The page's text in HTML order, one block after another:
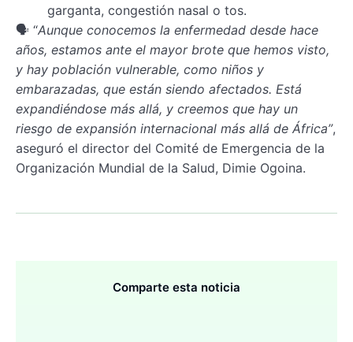
garganta, congestión nasal o tos.
🗣️ “Aunque conocemos la enfermedad desde hace
años, estamos ante el mayor brote que hemos visto,
y hay población vulnerable, como niños y
embarazadas, que están siendo afectados. Está
expandiéndose más allá, y creemos que hay un
riesgo de expansión internacional más allá de África”,
aseguró el director del Comité de Emergencia de la
Organización Mundial de la Salud, Dimie Ogoina.
Comparte esta noticia